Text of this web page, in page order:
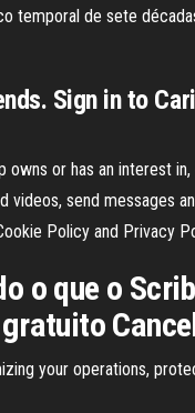
temporal de sete
Sign in to
or has an interest
send messages
Policy and Privacy
o que o
your operations,